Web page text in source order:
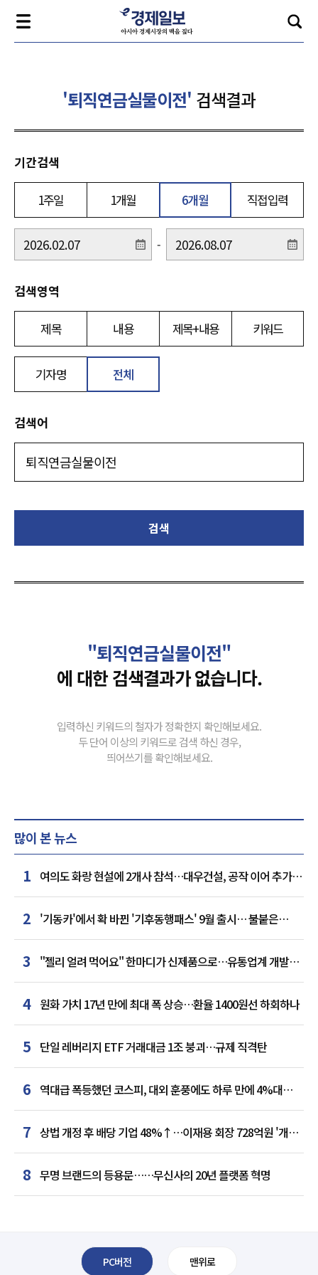
'퇴직연금실물이전' 검색결과
기간검색
1주일 1개월 6개월 직접입력
-
검색영역
제목 내용 제목+내용 키워드
기자명 전체
검색어
검색
"퇴직연금실물이전"
에 대한 검색결과가 없습니다.
입력하신 키워드의 철자가 정확한지 확인해보세요.
두 단어 이상의 키워드로 검색 하신 경우,
띄어쓰기를 확인해보세요.
많이 본 뉴스
1 여의도 화랑 현설에 2개사 참석…대우건설, 공작 이어 추가
거점 확보하나
2 '기동카'에서 확 바뀐 '기후동행패스' 9월 출시… 불붙은
카드사 경쟁
3
"젤리 얼려 먹어요" 한마디가 신제품으로…유통업계 개발실
된 SNS
4 원화 가치 17년 만에 최대 폭 상승…환율 1400원선 하회하나
5 단일 레버리지 ETF 거래대금 1조 붕괴…규제 직격탄
6 역대급 폭등했던 코스피, 대외 훈풍에도 하루 만에 4%대
급락
7 상법 개정 후 배당 기업 48%↑…이재용 회장 728억원 '개인
최다'
8 무명 브랜드의 등용문……무신사의 20년 플랫폼 혁명
PC버전 맨위로